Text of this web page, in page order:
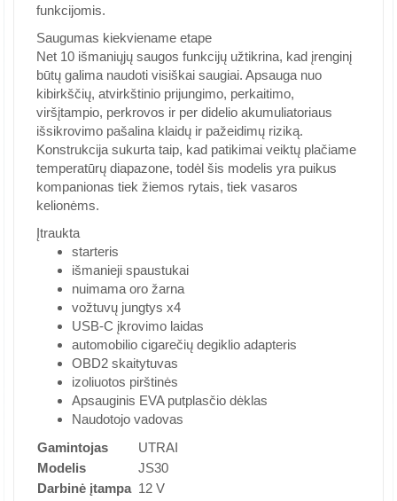
funkcijomis.
Saugumas kiekviename etape
Net 10 išmaniųjų saugos funkcijų užtikrina, kad įrenginį
būtų galima naudoti visiškai saugiai. Apsauga nuo
kibirkščių, atvirkštinio prijungimo, perkaitimo,
viršįtampio, perkrovos ir per didelio akumuliatoriaus
išsikrovimo pašalina klaidų ir pažeidimų riziką.
Konstrukcija sukurta taip, kad patikimai veiktų plačiame
temperatūrų diapazone, todėl šis modelis yra puikus
kompanionas tiek žiemos rytais, tiek vasaros
kelionėms.
Įtraukta
starteris
išmanieji spaustukai
nuimama oro žarna
vožtuvų jungtys x4
USB-C įkrovimo laidas
automobilio cigarečių degiklio adapteris
OBD2 skaitytuvas
izoliuotos pirštinės
Apsauginis EVA putplasčio dėklas
Naudotojo vadovas
Gamintojas
UTRAI
Modelis
JS30
Darbinė įtampa 12 V